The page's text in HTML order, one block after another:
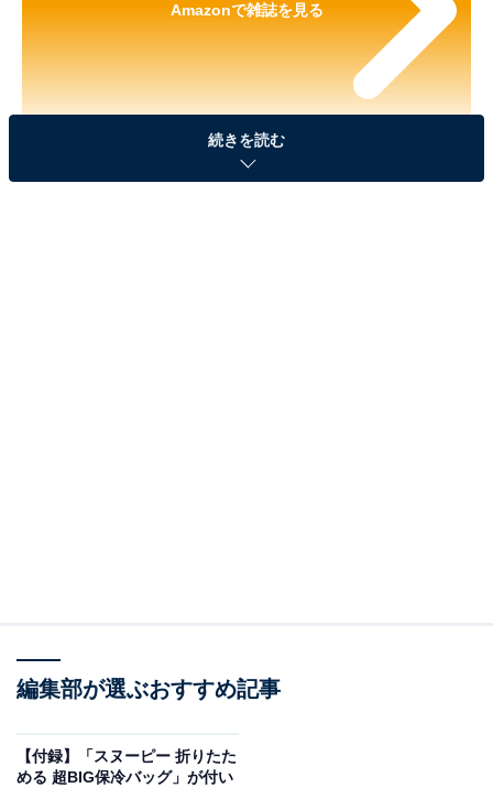
Amazonで雑誌を見る
※本記事で紹介している商品の購入やサービスの利用により、売上の一部が
smart 2026年7月号（画像出典：Amazon）
（税込1790円）。付録として、「メッセンジャーバッ
続きを読む
編集部が選ぶおすすめ記事
【付録】「スヌーピー 折りたた
める 超BIG保冷バッグ」が付い